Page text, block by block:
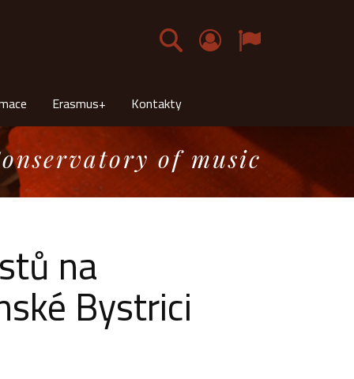
Čeština
Erasmus+ Kontakty
of music
na
Bystrici